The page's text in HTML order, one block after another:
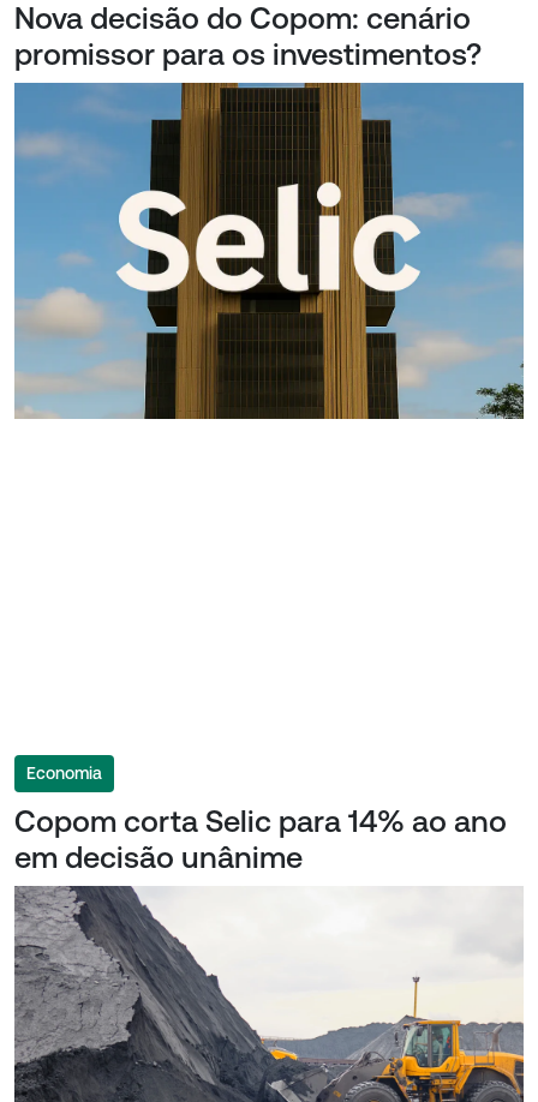
Nova decisão do Copom: cenário
promissor para os investimentos?
Economia
Copom corta Selic para 14% ao ano
em decisão unânime